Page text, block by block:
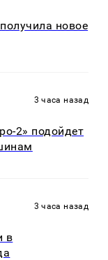
новое
3 часа назад
2» подойдет
3 часа назад
в